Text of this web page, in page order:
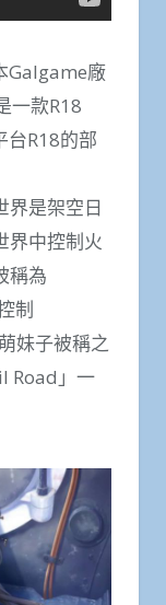
Galgame廠
一款R18
台R18的部
界是架空日
界中控制火
稱為
制
妹子被稱之
Road」一